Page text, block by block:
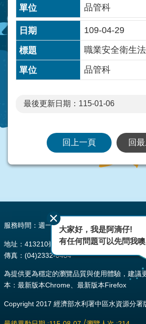
品管科
109-04-29
職業安全衛生法
品管科
最後更新日期：115-01-06
回上一頁 回
服務時間：週一至週五 AM08:00~12:00
地址：413210臺中市霧峰區峰堤路195號 電
傳真：(04)2332-0484
為提供更為穩定的瀏覽品質與使用體驗，建議
本：最新版本Chrome、最新版本Firefox
Copyright 2017 經濟部水利署中區水資源分署
大家好，我是阿滴仔!
有任何問題可以先問我